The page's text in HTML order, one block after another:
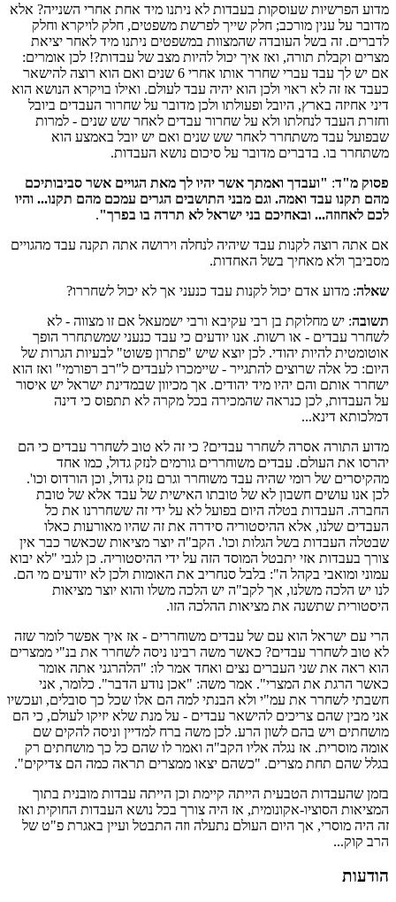
מדוע הפרשיות שעוסקות בעבדות לא ניתנו מיד אחת אחרי השנייה? אלא
מדובר על ענין מורכב; חלק שייך לפרשת משפטים, חלק לויקרא וחלק
לדברים. זה בשל העובדה שהמצוות במשפטים ניתנו מיד לאחר יציאת
מצרים וקבלת תורה, ואז איך יכול להיות מצב של עבדות?! לכן אומרים:
אם יש לך עבד עברי שחרר אותו אחרי 6 שנים ואם הוא רוצה להישאר
כעבד אז זה לא ראוי ולכן הוא יהיה עבד לעולם. ואילו בויקרא הנושא הוא
דיני אחיזה בארץ, היובל ופעולתו ולכן מדובר על שחרור העבדים ביובל
וחזרת העבד לנחלתו ולא על שחרור עבדים לאחר שש שנים - למרות
שבפועל עבד משתחרר לאחר שש שנים ואם יש יובל באמצע הוא
משתחרר בו. בדברים מדובר על סיכום נושא העבדות.
פסוק מ"ד: "ועבדך ואמתך אשר יהיו לך מאת הגויים אשר סביבותיכם
מהם תקנו עבד ואמה. וגם מבני התושבים הגרים עמכם מהם תקנו... והיו
לכם לאחוזה... ובאחיכם בני ישראל לא תרדה בו בפרך".
אם אתה רוצה לקנות עבד שיהיה לנחלה וירושה אתה תקנה עבד מהגויים
מסביבך ולא מאחיך בשל האחדות.
שאלה: מדוע אדם יכול לקנות עבד כנעני אך לא יכול לשחררו?
תשובה: יש מחלוקת בן רבי עקיבא ורבי ישמעאל אם זו מצווה - לא
לשחרר עבדים - או רשות. אנו יודעים כי עבד כנעני שמשתחרר הופך
אוטומטית להיות יהודי. לכן יוצא שיש "פתרון פשוט" לבעיות הגרות של
היום: כל אלה שרוצים להתגייר - שיימכרו לעבדים ל"רב רפורמי" ואז הוא
ישחרר אותם והם יהיו מיד יהודים. אך מכיוון שבמדינת ישראל יש איסור
על העבדות, לכן כנראה שהמכירה בכל מקרה לא תתפוס כי דינה
דמלכותא דינא...
מדוע התורה אסרה לשחרר עבדים? כי זה לא טוב לשחרר עבדים כי הם
יהרסו את העולם. עבדים משוחררים גורמים לנזק גדול, כמו אחד
מהקיסרים של רומי שהיה עבד משוחרר וגרם נזק גדול, וכן הורדוס וכו'.
לכן אנו עושים חשבון לא של טובתו האישית של עבד אלא של טובת
החברה. העבדות בטלה היום בפועל לא על ידי זה ששחררנו את כל
העבדים שלנו, אלא ההיסטוריה סידרה את זה שהיו מאורעות כאלו
שבטלה העבדות בשל הגלות וכו'. הקב"ה יוצר מציאות שכאשר כבר אין
צורך בעבדות אזי יתבטל המוסד הזה על ידי ההיסטוריה. כן לגבי "לא יבוא
עמוני ומואבי בקהל ה": בלבל סנחריב את האומות ולכן לא יודעים מי הם.
לנו יש הלכה משלנו, אך לקב"ה יש הלכה משלו והוא יוצר מציאות
היסטורית שתשנה את מציאות ההלכה הזו.
הרי עם ישראל הוא עם של עבדים משוחררים - אז איך אפשר לומר שזה
לא טוב לשחרר עבדים? כאשר משה רבינו ניסה לשחרר את בנ"י ממצרים
הוא ראה את שני העברים נצים ואחד אמר לו: "הלהרגני אתה אומר
כאשר הרגת את המצרי". אמר משה: "אכן נודע הדבר". כלומר, אני
חשבתי לשחרר את עמ"י ולא הבנתי למה הם אלו שכל כך סובלים, ועכשיו
אני מבין שהם צריכים להישאר עבדים - על מנת שלא יזיקו לעולם, כי הם
מושחתים ויש בהם לשון הרע. לכן משה ברח למדיין וניסה להקים שם
אומה מוסרית. אז נגלה אליו הקב"ה ואמר לו שהם כל כך מושחתים רק
בגלל שהם תחת מצרים. "כשהם יצאו ממצרים תראה כמה הם צדיקים".
בזמן שהעבדות הטבעית הייתה קיימת וכן הייתה עבדות מובנית בתוך
המציאות הסוציו-אקונומית, אז היה צורך בכל נושא העבדות החוקית ואז
זה היה מוסרי, אך היום העולם נתעלה וזה התבטל ועיין באגרת פ"ט של
הרב קוק...
הודעות